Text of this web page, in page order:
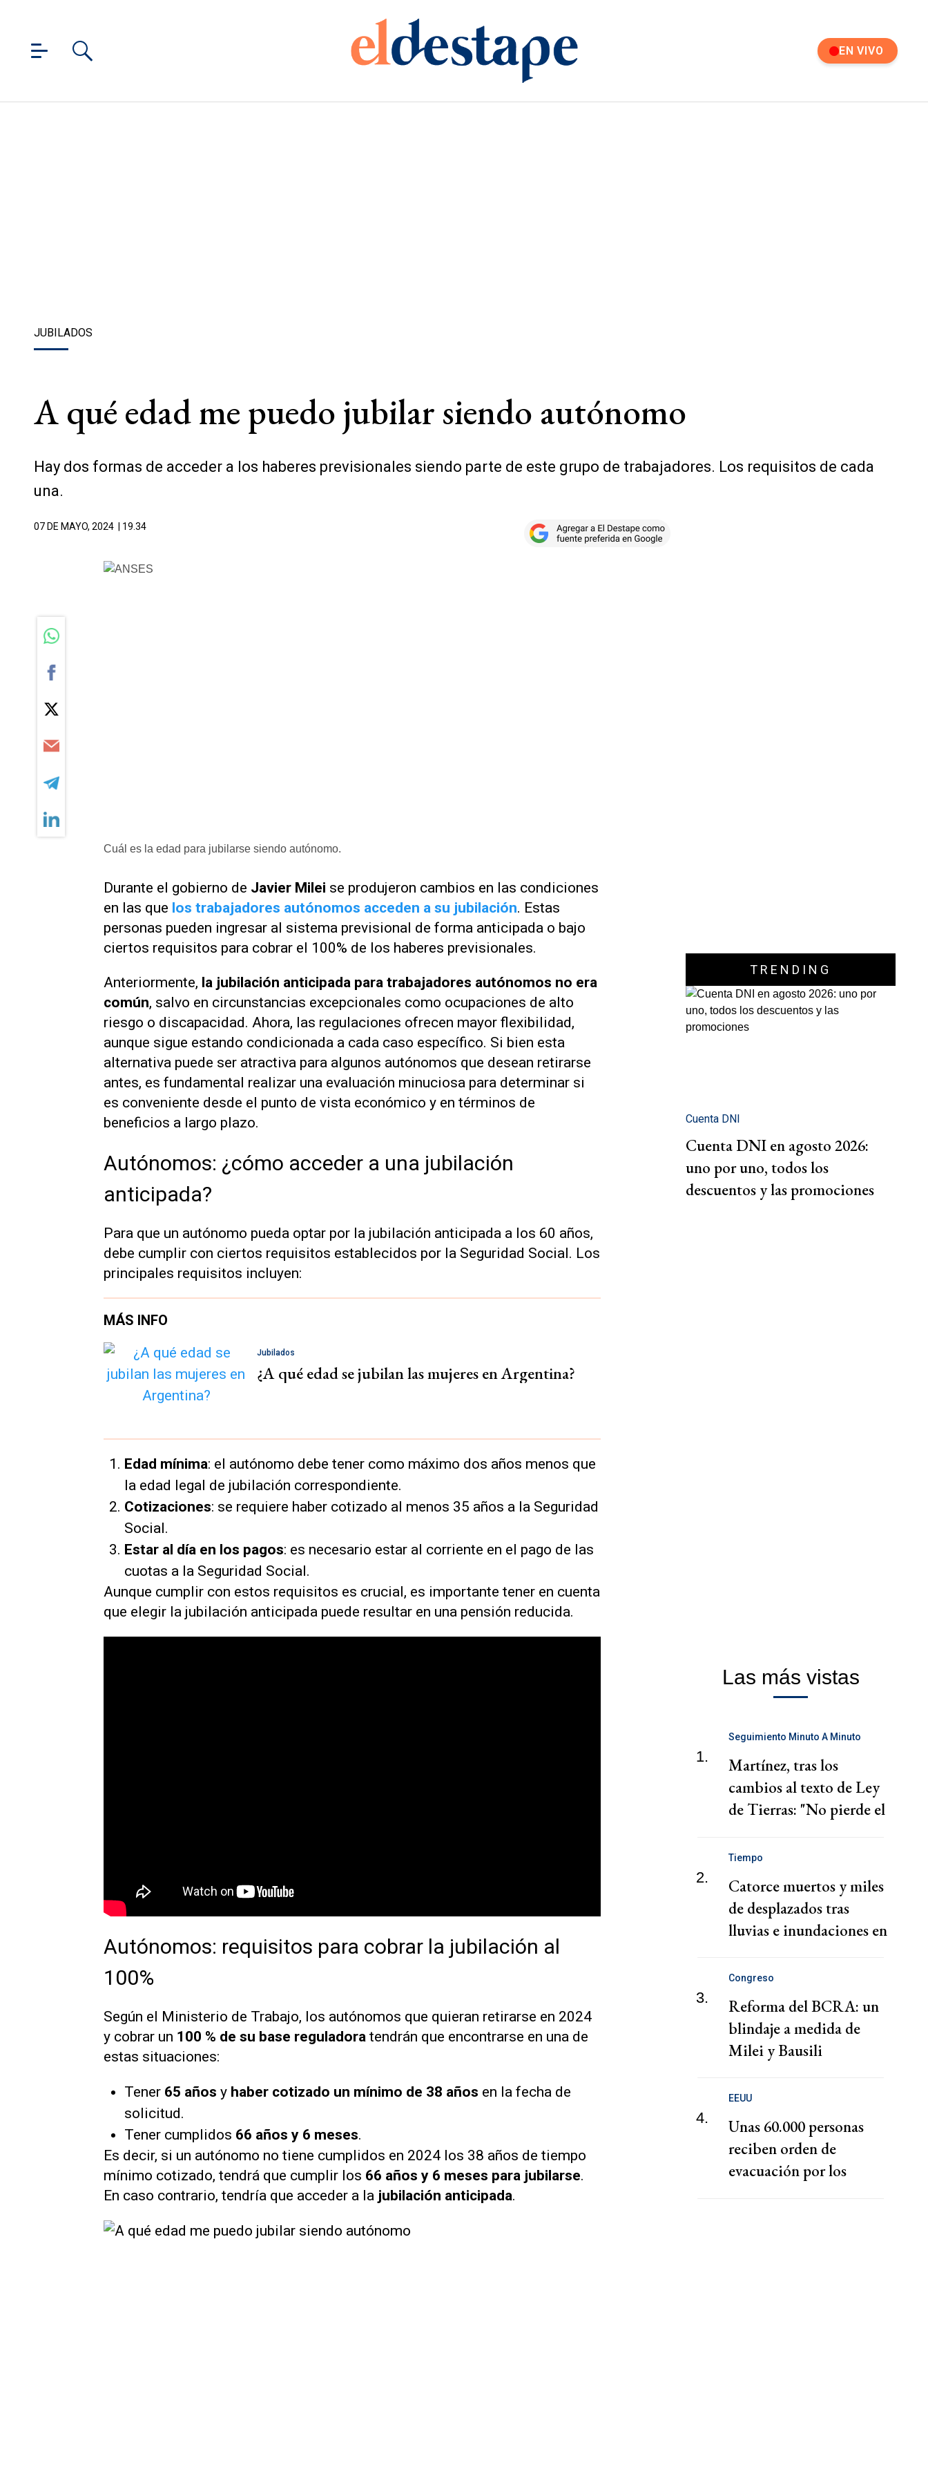
EN VIVO
JUBILADOS
A qué edad me puedo jubilar siendo autónomo
Hay dos formas de acceder a los haberes previsionales siendo parte de este grupo de trabajadores. Los requisitos de cada
una.
07 DE MAYO, 2024 | 19.34
Cuál es la edad para jubilarse siendo autónomo.
Durante el gobierno de Javier Milei se produjeron cambios en las condiciones
en las que los trabajadores autónomos acceden a su jubilación. Estas
personas pueden ingresar al sistema previsional de forma anticipada o bajo
ciertos requisitos para cobrar el 100% de los haberes previsionales.
Anteriormente, la jubilación anticipada para trabajadores autónomos no era
común, salvo en circunstancias excepcionales como ocupaciones de alto
riesgo o discapacidad. Ahora, las regulaciones ofrecen mayor flexibilidad,
aunque sigue estando condicionada a cada caso específico. Si bien esta
alternativa puede ser atractiva para algunos autónomos que desean retirarse
antes, es fundamental realizar una evaluación minuciosa para determinar si
es conveniente desde el punto de vista económico y en términos de
beneficios a largo plazo.
Autónomos: ¿cómo acceder a una jubilación
anticipada?
Para que un autónomo pueda optar por la jubilación anticipada a los 60 años,
debe cumplir con ciertos requisitos establecidos por la Seguridad Social. Los
principales requisitos incluyen:
MÁS INFO
Jubilados
¿A qué edad se jubilan las mujeres en Argentina?
Edad mínima: el autónomo debe tener como máximo dos años menos que
la edad legal de jubilación correspondiente.
Cotizaciones: se requiere haber cotizado al menos 35 años a la Seguridad
Social.
Estar al día en los pagos: es necesario estar al corriente en el pago de las
cuotas a la Seguridad Social.
Aunque cumplir con estos requisitos es crucial, es importante tener en cuenta
que elegir la jubilación anticipada puede resultar en una pensión reducida.
Autónomos: requisitos para cobrar la jubilación al
100%
Según el Ministerio de Trabajo, los autónomos que quieran retirarse en 2024
y cobrar un 100 % de su base reguladora tendrán que encontrarse en una de
estas situaciones:
Tener 65 años y haber cotizado un mínimo de 38 años en la fecha de
solicitud.
Tener cumplidos 66 años y 6 meses.
Es decir, si un autónomo no tiene cumplidos en 2024 los 38 años de tiempo
mínimo cotizado, tendrá que cumplir los 66 años y 6 meses para jubilarse.
En caso contrario, tendría que acceder a la jubilación anticipada.
TRENDING
Cuenta DNI
Cuenta DNI en agosto 2026:
uno por uno, todos los
descuentos y las promociones
Las más vistas
1.
Seguimiento Minuto A Minuto
Martínez, tras los
cambios al texto de Ley
de Tierras: "No pierde el
2.
Tiempo
Catorce muertos y miles
de desplazados tras
lluvias e inundaciones en
3.
Congreso
Reforma del BCRA: un
blindaje a medida de
Milei y Bausili
4.
EEUU
Unas 60.000 personas
reciben orden de
evacuación por los